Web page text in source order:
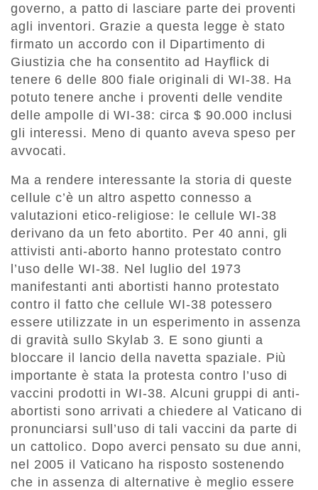
governo, a patto di lasciare parte dei proventi
agli inventori. Grazie a questa legge è stato
firmato un accordo con il Dipartimento di
Giustizia che ha consentito ad Hayflick di
tenere 6 delle 800 fiale originali di WI-38. Ha
potuto tenere anche i proventi delle vendite
delle ampolle di WI-38: circa $ 90.000 inclusi
gli interessi. Meno di quanto aveva speso per
avvocati.
Ma a rendere interessante la storia di queste
cellule c’è un altro aspetto connesso a
valutazioni etico-religiose: le cellule WI-38
derivano da un feto abortito. Per 40 anni, gli
attivisti anti-aborto hanno protestato contro
l’uso delle WI-38. Nel luglio del 1973
manifestanti anti abortisti hanno protestato
contro il fatto che cellule WI-38 potessero
essere utilizzate in un esperimento in assenza
di gravità sullo Skylab 3. E sono giunti a
bloccare il lancio della navetta spaziale. Più
importante è stata la protesta contro l’uso di
vaccini prodotti in WI-38. Alcuni gruppi di anti-
abortisti sono arrivati a chiedere al Vaticano di
pronunciarsi sull’uso di tali vaccini da parte di
un cattolico. Dopo averci pensato su due anni,
nel 2005 il Vaticano ha risposto sostenendo
che in assenza di alternative è meglio essere